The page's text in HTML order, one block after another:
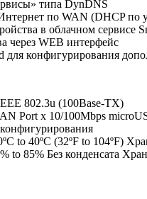
типа DynDNS
по WAN (DHCP по
в облачном сервисе
через WEB интерфейс
для конфигурирования
802.3u (100Base-TX)
Port x 10/100Mbps
to 40ºC (32ºF to 104ºF)
to 85% Без конденсата